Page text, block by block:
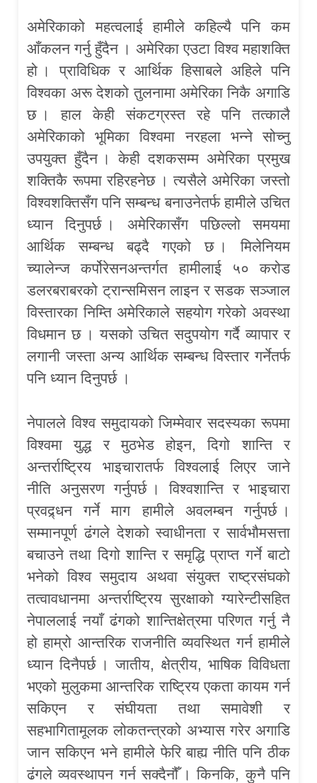
अमेरिकाको महत्वलाई हामीले कहिल्यै पनि कम
आँकलन गर्नु हुँदैन । अमेरिका एउटा विश्व महाशक्ति
हो । प्राविधिक र आर्थिक हिसाबले अहिले पनि
विश्वका अरू देशको तुलनामा अमेरिका निकै अगाडि
छ । हाल केही संकटग्रस्त रहे पनि तत्कालै
अमेरिकाको भूमिका विश्वमा नरहला भन्ने सोच्नु
उपयुक्त हुँदैन । केही दशकसम्म अमेरिका प्रमुख
शक्तिकै रूपमा रहिरहनेछ । त्यसैले अमेरिका जस्तो
विश्वशक्तिसँग पनि सम्बन्ध बनाउनेतर्फ हामीले उचित
ध्यान दिनुपर्छ । अमेरिकासँग पछिल्लो समयमा
आर्थिक सम्बन्ध बढ्दै गएको छ । मिलेनियम
च्यालेन्ज कर्पोरेसनअन्तर्गत हामीलाई ५० करोड
डलरबराबरको ट्रान्समिसन लाइन र सडक सञ्जाल
विस्तारका निम्ति अमेरिकाले सहयोग गरेको अवस्था
विधमान छ । यसको उचित सदुपयोग गर्दै व्यापार र
लगानी जस्ता अन्य आर्थिक सम्बन्ध विस्तार गर्नेतर्फ
पनि ध्यान दिनुपर्छ ।
नेपालले विश्व समुदायको जिम्मेवार सदस्यका रूपमा
विश्वमा युद्ध र मुठभेड होइन, दिगो शान्ति र
अन्तर्राष्ट्रिय भाइचारातर्फ विश्वलाई लिएर जाने
नीति अनुसरण गर्नुपर्छ । विश्वशान्ति र भाइचारा
प्रवद्र्धन गर्ने माग हामीले अवलम्बन गर्नुपर्छ ।
सम्मानपूर्ण ढंगले देशको स्वाधीनता र सार्वभौमसत्ता
बचाउने तथा दिगो शान्ति र समृद्धि प्राप्त गर्ने बाटो
भनेको विश्व समुदाय अथवा संयुक्त राष्ट्रसंघको
तत्वावधानमा अन्तर्राष्ट्रिय सुरक्षाको ग्यारेन्टीसहित
नेपाललाई नयाँ ढंगको शान्तिक्षेत्रमा परिणत गर्नु नै
हो हाम्रो आन्तरिक राजनीति व्यवस्थित गर्न हामीले
ध्यान दिनैपर्छ । जातीय, क्षेत्रीय, भाषिक विविधता
भएको मुलुकमा आन्तरिक राष्ट्रिय एकता कायम गर्न
सकिएन र संघीयता तथा समावेशी र
सहभागितामूलक लोकतन्त्रको अभ्यास गरेर अगाडि
जान सकिएन भने हामीले फेरि बाह्य नीति पनि ठीक
ढंगले व्यवस्थापन गर्न सक्दैनौँ । किनकि, कुनै पनि